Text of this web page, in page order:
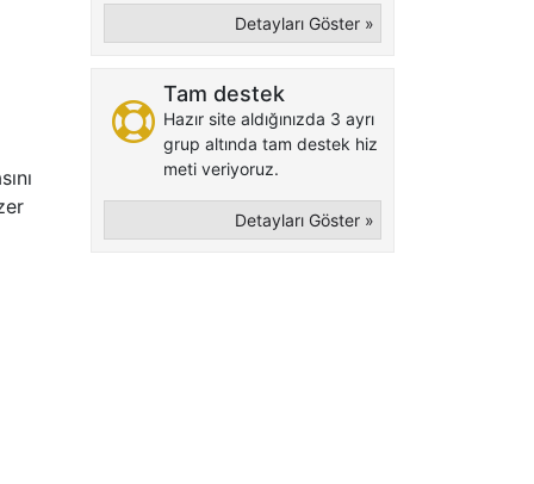
Detayları Göster »
Tam destek
Hazır site aldığınızda 3 ayrı
grup altında tam destek hiz
meti veriyoruz.
Detayları Göster »